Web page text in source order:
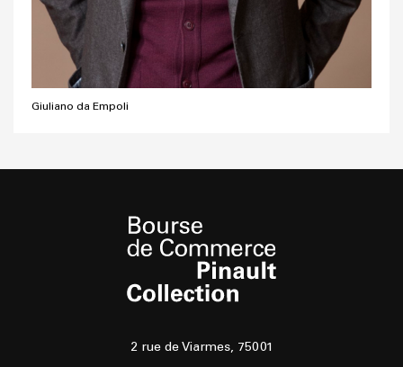
Giuliano da Empoli
2 rue de Viarmes, 75001